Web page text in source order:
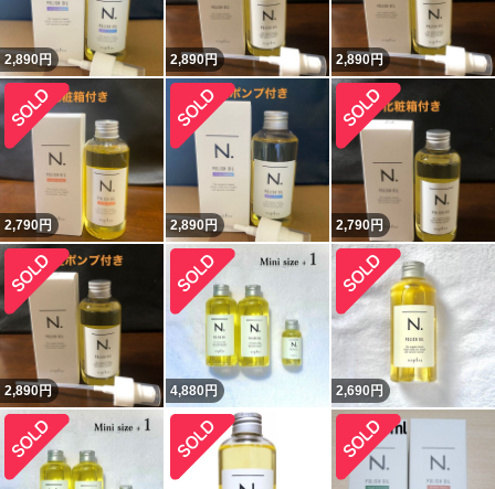
2,890円 2,890円 2,890円
2,790円 2,890円 2,790円
2,890円 4,880円 2,690円